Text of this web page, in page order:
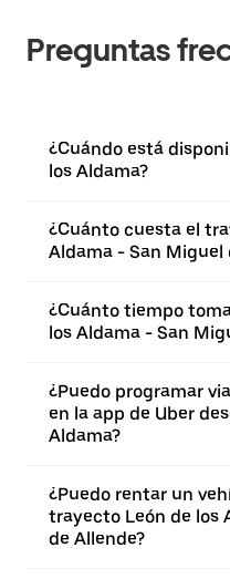
Preguntas
¿Cuándo está
los Aldama?
¿Cuánto cuesta el
Aldama - San Miguel
¿Cuánto tiempo
los Aldama - San
¿Puedo programar
en la app de Uber
Aldama?
¿Puedo rentar un
trayecto León de los
de Allende?